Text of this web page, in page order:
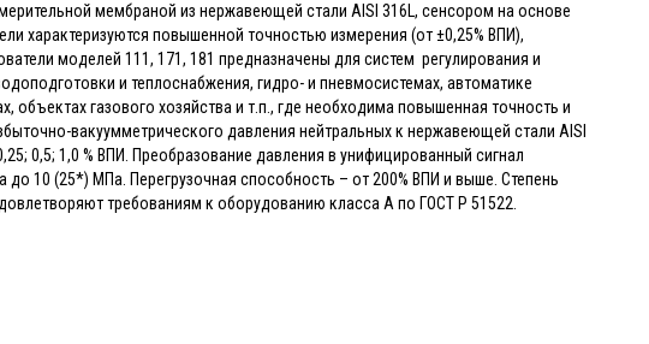
мембраной из нержавеющей стали AISI 316L, сенсором на основе
характеризуются повышенной точностью измерения (от ±0,25% ВПИ),
моделей 111, 171, 181 предназначены для систем регулирования и
и теплоснабжения, гидро- и пневмосистемах, автоматике
объектах газового хозяйства и т.п., где необходима повышенная точность и
вакуумметрического давления нейтральных к нержавеющей стали AISI
0,5; 1,0 % ВПИ. Преобразование давления в унифицированный сигнал
10 (25*) МПа. Перегрузочная способность – от 200% ВПИ и выше. Степень
требованиям к оборудованию класса А по ГОСТ Р 51522.